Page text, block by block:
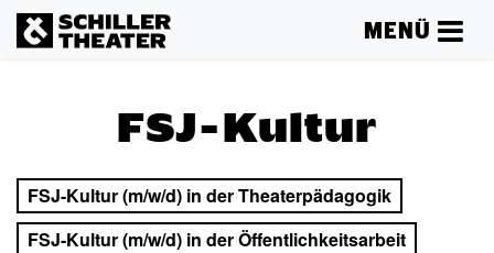
MENÜ
FSJ-Kultur
FSJ-Kultur (m/w/d) in der Theaterpädagogik
FSJ-Kultur (m/w/d) in der Öffentlichkeitsarbeit